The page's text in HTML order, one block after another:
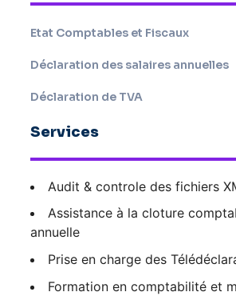
Etat Comptables et Fiscaux
Déclaration des salaires annuelles
Déclaration de TVA
Services
Audit & controle des fichiers
Assistance à la cloture
annuelle
Prise en charge des
Formation en comptabilité et